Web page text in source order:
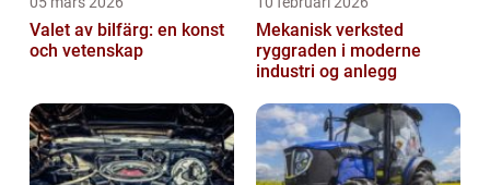
Valet av bilfärg: en konst
och vetenskap
Mekanisk verksted
ryggraden i moderne
industri og anlegg